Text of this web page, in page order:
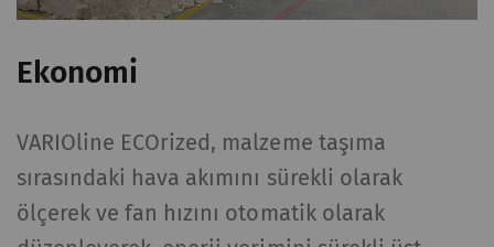
Ekonomi
VARIOline ECOrized, malzeme taşıma
sırasındaki hava akımını sürekli olarak
ölçerek ve fan hızını otomatik olarak